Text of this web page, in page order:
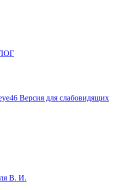
Версия для слабовидящих
В. И.